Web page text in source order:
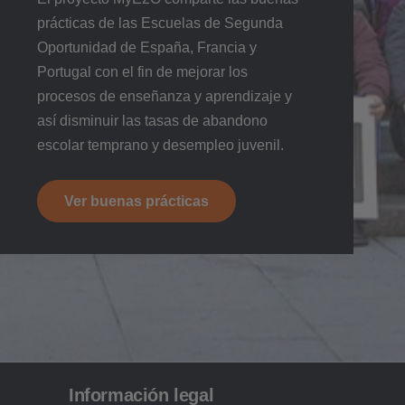
prácticas de las Escuelas de Segunda
Oportunidad de España, Francia y
Portugal con el fin de mejorar los
procesos de enseñanza y aprendizaje y
así disminuir las tasas de abandono
escolar temprano y desempleo juvenil.
Ver buenas prácticas
Información legal